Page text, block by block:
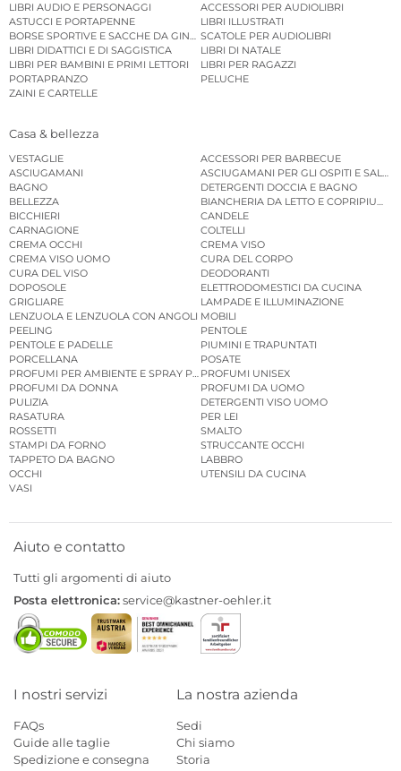
LIBRI AUDIO E PERSONAGGI
ACCESSORI PER AUDIOLIBRI
ASTUCCI E PORTAPENNE
LIBRI ILLUSTRATI
BORSE SPORTIVE E SACCHE DA GINNASTICASCATOLE PER AUDIOLIBRI
LIBRI DIDATTICI E DI SAGGISTICA
LIBRI DI NATALE
LIBRI PER BAMBINI E PRIMI LETTORI
LIBRI PER RAGAZZI
PORTAPRANZO
PELUCHE
ZAINI E CARTELLE
Casa & bellezza
VESTAGLIE
ACCESSORI PER BARBECUE
ASCIUGAMANI
ASCIUGAMANI PER GLI OSPITI E
BAGNO
DETERGENTI DOCCIA E BAGNO
BELLEZZA
BIANCHERIA DA LETTO E COPRIPIUMINI
BICCHIERI
CANDELE
CARNAGIONE
COLTELLI
CREMA OCCHI
CREMA VISO
CREMA VISO UOMO
CURA DEL CORPO
CURA DEL VISO
DEODORANTI
DOPOSOLE
ELETTRODOMESTICI DA CUCINA
GRIGLIARE
LAMPADE E ILLUMINAZIONE
LENZUOLA E LENZUOLA CON ANGOLI MOBILI
PEELING
PENTOLE
PENTOLE E PADELLE
PIUMINI E TRAPUNTATI
PORCELLANA
POSATE
PROFUMI PER AMBIENTE E SPRAY PER AMBIENTE
PROFUMI UNISEX
PROFUMI DA DONNA
PROFUMI DA UOMO
PULIZIA
DETERGENTI VISO UOMO
RASATURA
PER LEI
ROSSETTI
SMALTO
STAMPI DA FORNO
STRUCCANTE OCCHI
TAPPETO DA BAGNO
LABBRO
OCCHI
UTENSILI DA CUCINA
VASI
Aiuto e contatto
Tutti gli argomenti di aiuto
Posta elettronica:service@kastner-oehler.it
I nostri servizi
FAQs
Guide alle taglie
Spedizione e consegna
La nostra azienda
Sedi
Chi siamo
Storia